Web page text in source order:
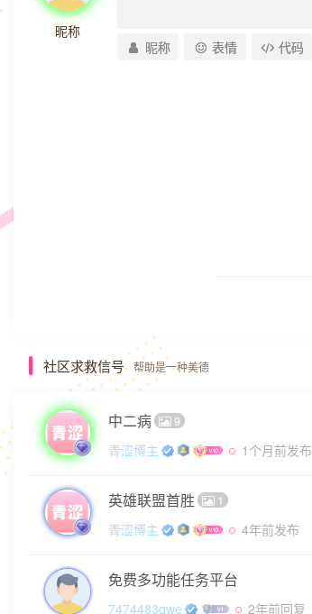
昵称
昵称
表情 代码
社区求救信号 帮助是一种美德
中二病 9
青涩博主 1个月前发布
英雄联盟首胜 1
青涩博主 4年前发布
免费多功能任务平台
7474483qwe 2年前回复